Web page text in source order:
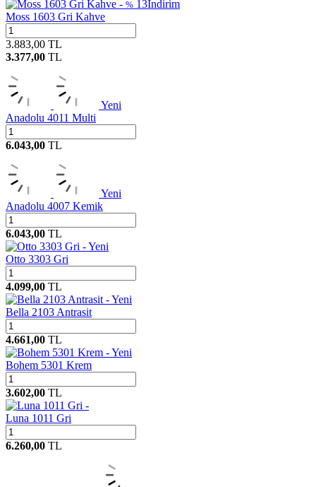
% 13İndirim
Moss 1603 Gri Kahve
3.883,00 TL
3.377,00 TL
Yeni
Anadolu 4011 Multi
6.043,00 TL
Yeni
Anadolu 4007 Kemik
6.043,00 TL
Yeni
Otto 3303 Gri
4.099,00 TL
Yeni
Bella 2103 Antrasit
4.661,00 TL
Yeni
Bohem 5301 Krem
3.602,00 TL
Luna 1011 Gri
6.260,00 TL